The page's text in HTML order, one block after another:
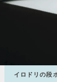
イロドリの段